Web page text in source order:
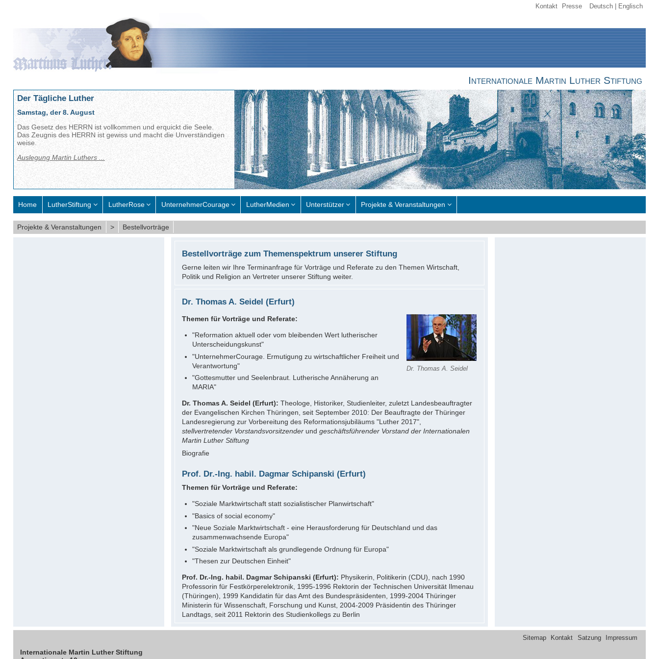
Kontakt Presse Deutsch Englisch
Internationale Martin Luther Stiftung
Der Tägliche Luther
Samstag, der 8. August
Das Gesetz des HERRN ist vollkommen und erquickt die Seele.
Das Zeugnis des HERRN ist gewiss und macht die Unverständigen
weise.
Auslegung Martin Luthers ...
Home LutherStiftung LutherRose UnternehmerCourage LutherMedien Unterstützer Projekte & Veranstaltungen
Projekte & Veranstaltungen > Bestellvorträge
Bestellvorträge zum Themenspektrum unserer Stiftung
Gerne leiten wir Ihre Terminanfrage für Vorträge und Referate zu den Themen Wirtschaft,
Politik und Religion an Vertreter unserer Stiftung weiter.
Dr. Thomas A. Seidel (Erfurt)
Dr. Thomas A. Seidel
Themen für Vorträge und Referate:
"Reformation aktuell oder vom bleibenden Wert lutherischer
Unterscheidungskunst"
"UnternehmerCourage. Ermutigung zu wirtschaftlicher Freiheit und
Verantwortung"
"Gottesmutter und Seelenbraut. Lutherische Annäherung an
MARIA"
Dr. Thomas A. Seidel (Erfurt): Theologe, Historiker, Studienleiter, zuletzt Landesbeauftragter
der Evangelischen Kirchen Thüringen, seit September 2010: Der Beauftragte der Thüringer
Landesregierung zur Vorbereitung des Reformationsjubiläums "Luther 2017",
stellvertretender Vorstandsvorsitzender undgeschäftsführender Vorstandder Internationalen
Martin Luther Stiftung
Biografie
Prof. Dr.-Ing. habil. Dagmar Schipanski (Erfurt)
Themen für Vorträge und Referate:
"Soziale Marktwirtschaft statt sozialistischer Planwirtschaft"
"Basics of social economy"
"Neue Soziale Marktwirtschaft - eine Herausforderung für Deutschland und das
zusammenwachsende Europa"
"Soziale Marktwirtschaft als grundlegende Ordnung für Europa"
"Thesen zur Deutschen Einheit"
Prof. Dr.-Ing. habil. Dagmar Schipanski (Erfurt): Physikerin, Politikerin (CDU), nach 1990
Professorin für Festkörperelektronik, 1995-1996 Rektorin der Technischen Universität Ilmenau
(Thüringen), 1999 Kandidatin für das Amt des Bundespräsidenten, 1999-2004 Thüringer
Ministerin für Wissenschaft, Forschung und Kunst, 2004-2009 Präsidentin des Thüringer
Landtags, seit 2011 Rektorin des Studienkollegs zu Berlin
Sitemap Kontakt Satzung Impressum
Internationale Martin Luther Stiftung